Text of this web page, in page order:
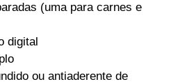
(uma para carnes e
digital
ou antiaderente de